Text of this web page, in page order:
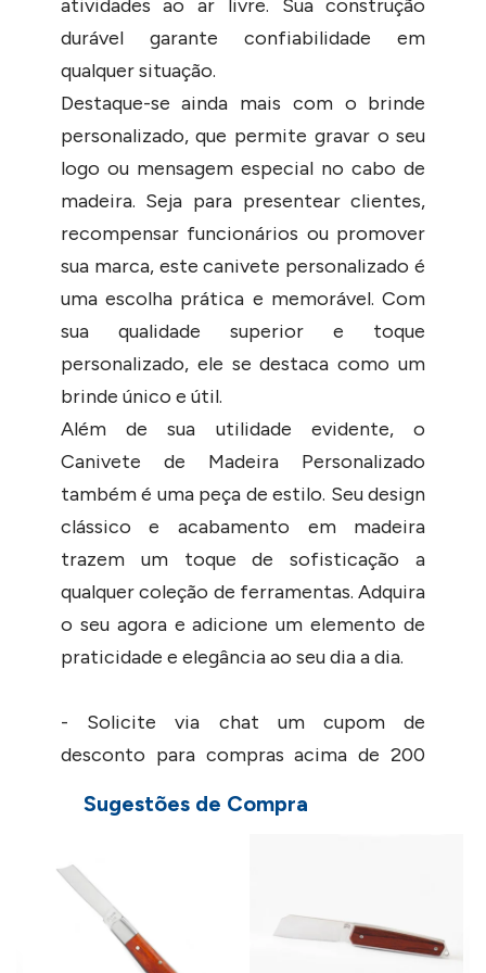
atividades ao ar livre. Sua construção
durável garante confiabilidade em
qualquer situação.
Destaque-se ainda mais com o brinde
personalizado, que permite gravar o seu
logo ou mensagem especial no cabo de
madeira. Seja para presentear clientes,
recompensar funcionários ou promover
sua marca, este canivete personalizado é
uma escolha prática e memorável. Com
sua qualidade superior e toque
personalizado, ele se destaca como um
brinde único e útil.
Além de sua utilidade evidente, o
Canivete de Madeira Personalizado
também é uma peça de estilo. Seu design
clássico e acabamento em madeira
trazem um toque de sofisticação a
qualquer coleção de ferramentas. Adquira
o seu agora e adicione um elemento de
praticidade e elegância ao seu dia a dia.
- Solicite via chat um cupom de
desconto para compras acima de 200
- Tamanho da lâmina: 2,75 polegadas;
- Dimensões: Fechado: 9 x 2,2cm | Aberto
16,5 x 2,2cm
Sugestões de Compra